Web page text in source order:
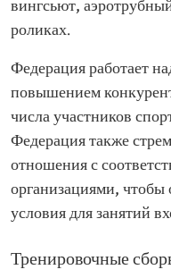
вингсьют,
роликах.
Федерация работает
повышением
числа участников
Федерация также
отношения с
организациями, чтобы
условия для занятий
Тренировочные